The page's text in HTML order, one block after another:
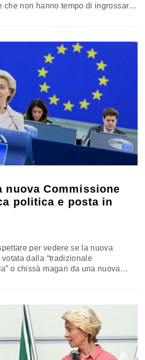
che non hanno tempo di ingrossare
rapidamente dimenticato.
Tacceri
nuova Commissione
politica e posta in
per vedere se la nuova
dalla “tradizionale
o chissà magari da una nuova